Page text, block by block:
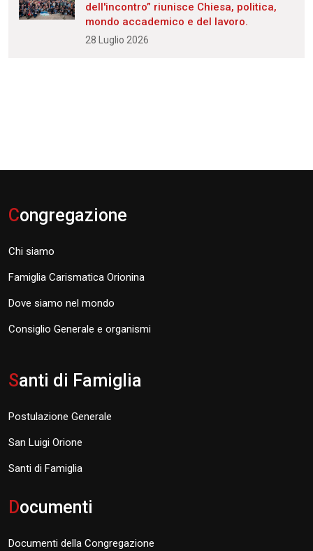
dell'incontro” riunisce Chiesa, politica,
mondo accademico e del lavoro.
28 Luglio 2026
Congregazione
Chi siamo
Famiglia Carismatica Orionina
Dove siamo nel mondo
Consiglio Generale e organismi
Santi di Famiglia
Postulazione Generale
San Luigi Orione
Santi di Famiglia
Documenti
Documenti della Congregazione